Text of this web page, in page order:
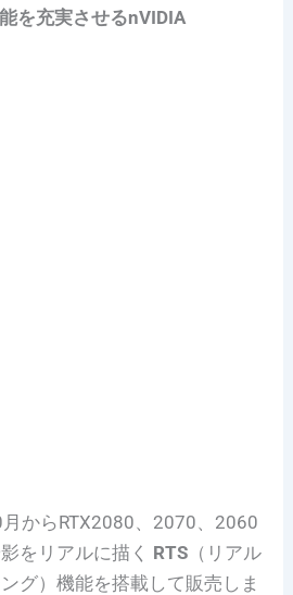
を充実させるnVIDIA
からRTX2080、2070、2060
をリアルに描く RTS （リアル
グ）機能を搭載して販売しま